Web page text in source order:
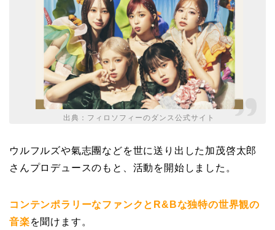
出典： フィロソフィーのダンス公式サイト
ウルフルズや氣志團などを世に送り出した加茂啓太郎
さんプロデュースのもと、活動を開始しました。
コンテンポラリーなファンクとR&Bな独特の世界観の
音楽を聞けます。